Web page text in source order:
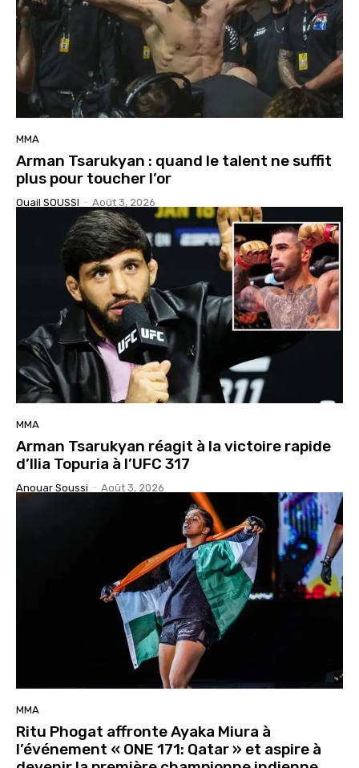
MMA
Arman Tsarukyan : quand le talent ne suffit
plus pour toucher l’or
Ouail SOUSSI - Août 3, 2026
MMA
Arman Tsarukyan réagit à la victoire rapide
d’Ilia Topuria à l’UFC 317
Anouar Soussi - Août 3, 2026
MMA
Ritu Phogat affronte Ayaka Miura à
l’événement « ONE 171: Qatar » et aspire à